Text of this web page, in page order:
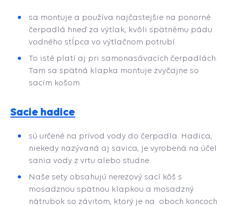
sa montuje a používa najčastejšie na ponorné
čerpadlá hneď za výtlak, kvôli spätnému pádu
vodného stĺpca vo výtlačnom potrubí.
To isté platí aj pri samonasávacích čerpadlách.
Tam sa spätná klapka montuje zvyčajne so
sacím košom.
Sacie hadice
sú určené na prívod vody do čerpadla. Hadica,
niekedy nazývaná aj savica, je vyrobená na účel
sania vody z vrtu alebo studne.
Naše sety obsahujú nerezový sací kôš s
mosadznou spätnou klapkou a mosadzný
nátrubok so závitom, ktorý je na oboch koncoch